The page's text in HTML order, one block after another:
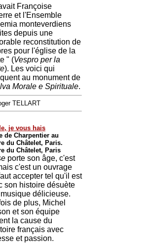
Françoise
et l'Ensemble
monteverdiens
depuis une
reconstitution de
pour l'église de la
" (Vespro per la
). Les voici qui
au monument de
Morale e Spirituale.
TELLART
je vous hais
de Charpentier au
du Châtelet, Paris.
du Châtelet, Paris
porte son âge, c'est
c'est un ouvrage
accepter tel qu'il est
son histoire désuète
délicieuse.
de plus, Michel
et son équipe
la cause du
français avec
et passion.